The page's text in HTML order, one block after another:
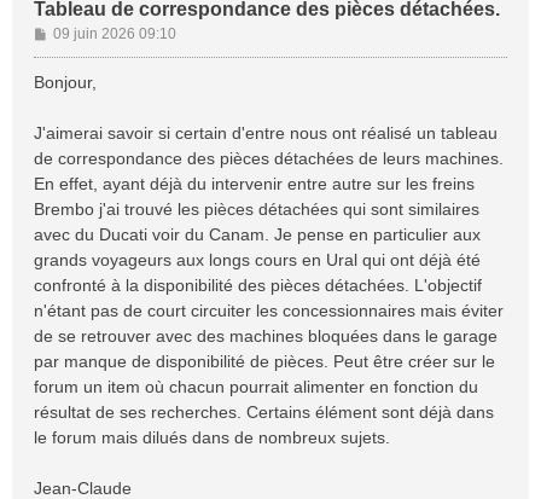
Tableau de correspondance des pièces détachées.
M
e
s
g
e
09 juin 2026 09:10
Bonjour,
J'aimerai savoir si certain d'entre nous ont réalisé un tableau
de correspondance des pièces détachées de leurs machines.
En effet, ayant déjà du intervenir entre autre sur les freins
Brembo j'ai trouvé les pièces détachées qui sont similaires
avec du Ducati voir du Canam. Je pense en particulier aux
grands voyageurs aux longs cours en Ural qui ont déjà été
confronté à la disponibilité des pièces détachées. L'objectif
n'étant pas de court circuiter les concessionnaires mais éviter
de se retrouver avec des machines bloquées dans le garage
par manque de disponibilité de pièces. Peut être créer sur le
forum un item où chacun pourrait alimenter en fonction du
résultat de ses recherches. Certains élément sont déjà dans
le forum mais dilués dans de nombreux sujets.
Jean-Claude